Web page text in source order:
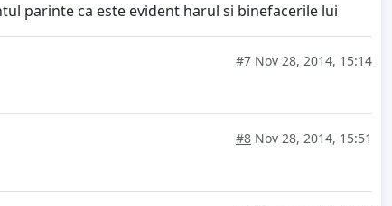
parinte ca este evident harul si binefacerile lui
#7 Nov 28, 2014, 15:14
#8 Nov 28, 2014, 15:51